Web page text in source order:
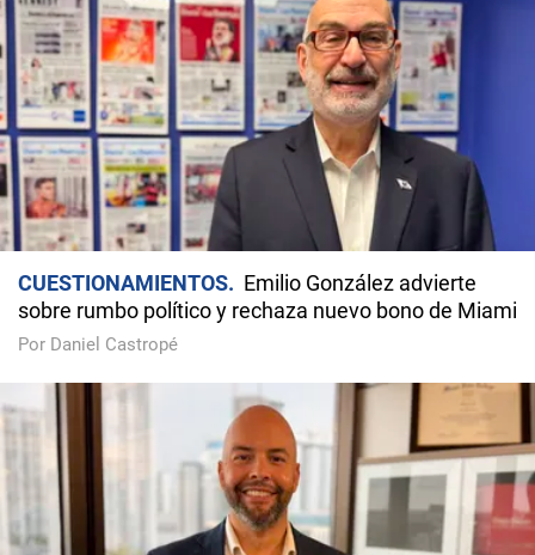
CUESTIONAMIENTOS
Emilio González advierte
sobre rumbo político y rechaza nuevo bono de Miami
Por Daniel Castropé